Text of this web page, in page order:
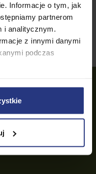
Informacje o tym, jak
partnerom
i analitycznym.
z innymi danymi
podczas